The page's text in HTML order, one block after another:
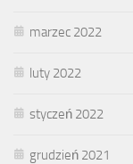
marzec 2022
luty 2022
styczeń 2022
grudzień 2021